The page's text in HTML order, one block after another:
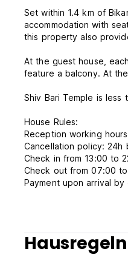
Set within 1.4 km of
accommodation with
this property also
At the guest house,
feature a balcony. At
Shiv Bari Temple is less
House Rules:
Reception working
Cancellation policy:
Check in from 13:00 to
Check out from 07:00
Payment upon arrival
We do not accept
Hausregeln